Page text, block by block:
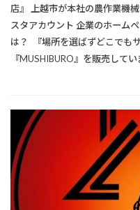
店』 上越市が本社の農作業機
スタアカウント 企業のホーム
は？ 『場所を選ばずどこでも
『MUSHIBURO』を販売して